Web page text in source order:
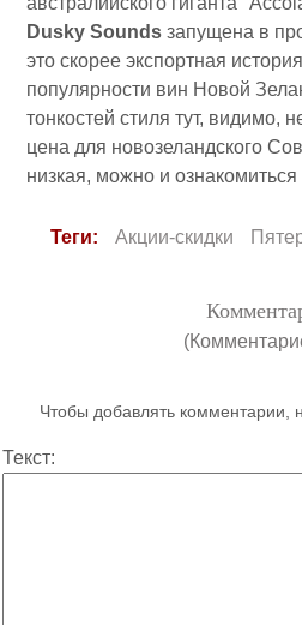
Dusky Sounds запущена в
это скорее экспортная
популярности вин Новой
тонкостей стиля тут, видимо,
цена для новозеландского
низкая, можно и
Теги: Акции-скидки
Чтобы добавлять комментарии,
Текст: